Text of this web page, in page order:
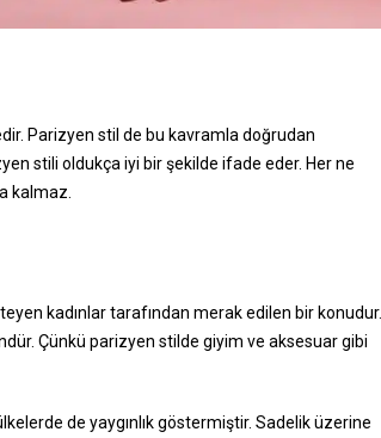
Parizyen stil de bu kavramla doğrudan
stili oldukça iyi bir şekilde ifade eder. Her ne
kalmaz.
kadınlar tarafından merak edilen bir konudur.
Çünkü parizyen stilde giyim ve aksesuar gibi
de yaygınlık göstermiştir. Sadelik üzerine